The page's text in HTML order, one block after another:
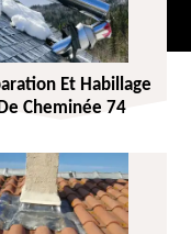
Et Habillage
De Cheminée 74